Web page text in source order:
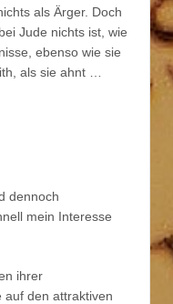
als Ärger. Doch
Jude nichts ist, wie
ebenso wie sie
als sie ahnt …
dennoch
mein Interesse
ihrer
auf den attraktiven